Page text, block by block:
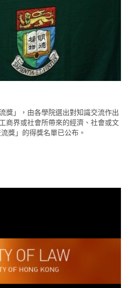
獎」，由各學院選出對知識交流作出
商界或社會所帶來的經濟、社會或文
獎」的得獎名單已公布。